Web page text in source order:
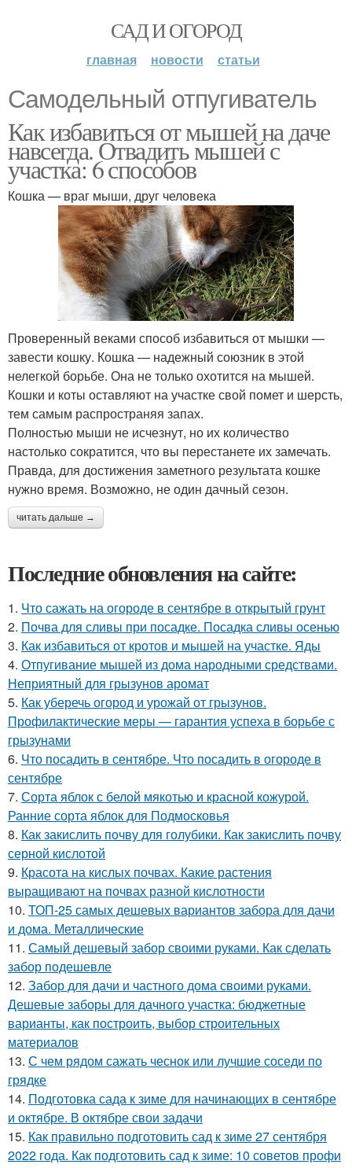
САД И ОГОРОД
главная новости статьи
Самодельный отпугиватель
Как избавиться от мышей на даче
навсегда. Отвадить мышей с
участка: 6 способов
Кошка — враг мыши, друг человека
Проверенный веками способ избавиться от мышки —
завести кошку. Кошка — надежный союзник в этой
нелегкой борьбе. Она не только охотится на мышей.
Кошки и коты оставляют на участке свой помет и шерсть,
тем самым распространяя запах.
Полностью мыши не исчезнут, но их количество
настолько сократится, что вы перестанете их замечать.
Правда, для достижения заметного результата кошке
нужно время. Возможно, не один дачный сезон.
читать дальше →
Последние обновления на сайте:
1. Что сажать на огороде в сентябре в открытый грунт
2. Почва для сливы при посадке. Посадка сливы осенью
3. Как избавиться от кротов и мышей на участке. Яды
4. Отпугивание мышей из дома народными средствами.
Неприятный для грызунов аромат
5. Как уберечь огород и урожай от грызунов.
Профилактические меры — гарантия успеха в борьбе с
грызунами
6. Что посадить в сентябре. Что посадить в огороде в
сентябре
7. Сорта яблок с белой мякотью и красной кожурой.
Ранние сорта яблок для Подмосковья
8. Как закислить почву для голубики. Как закислить почву
серной кислотой
9. Красота на кислых почвах. Какие растения
выращивают на почвах разной кислотности
10. ТОП-25 самых дешевых вариантов забора для дачи
и дома. Металлические
11. Самый дешевый забор своими руками. Как сделать
забор подешевле
12. Забор для дачи и частного дома своими руками.
Дешевые заборы для дачного участка: бюджетные
варианты, как построить, выбор строительных
материалов
13. С чем рядом сажать чеснок или лучшие соседи по
грядке
14. Подготовка сада к зиме для начинающих в сентябре
и октябре. В октябре свои задачи
15. Как правильно подготовить сад к зиме 27 сентября
2022 года. Как подготовить сад к зиме: 10 советов профи